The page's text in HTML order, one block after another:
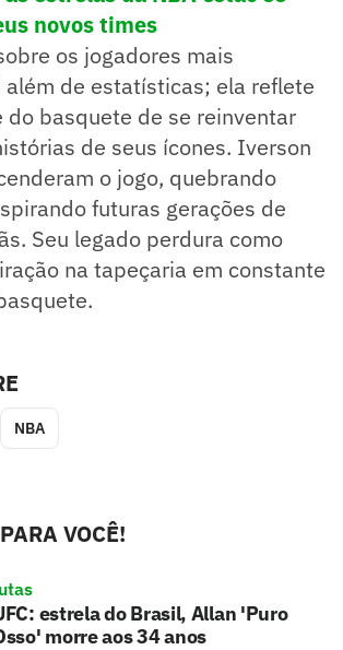
novos times
os jogadores mais
de estatísticas; ela reflete
do basquete de se reinventar
de seus ícones. Iverson
o jogo, quebrando
futuras gerações de
Seu legado perdura como
na tapeçaria em constante
NBA
VOCÊ!
estrela do Brasil, Allan 'Puro
morre aos 34 anos